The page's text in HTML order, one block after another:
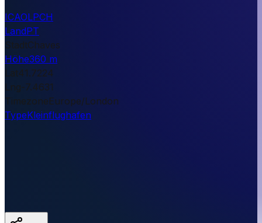
ICAOLPCH
LandPT
StadtChaves
Höhe360 m
Lat41.7224
Lng-7.4631
TimezoneEurope/London
TypeKleinflughafen